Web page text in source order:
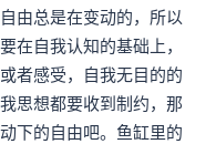
由总是在变动的，所以
在自我认知的基础上，
者感受，自我无目的的
思想都要收到制约，那
下的自由吧。鱼缸里的